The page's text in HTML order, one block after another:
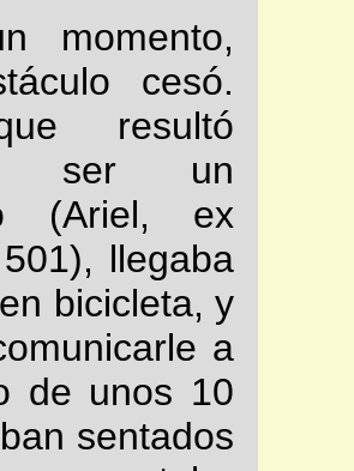
momento,
cesó.
resultó
ser un
(Ariel, ex
llegaba
bicicleta, y
a
de unos 10
sentados